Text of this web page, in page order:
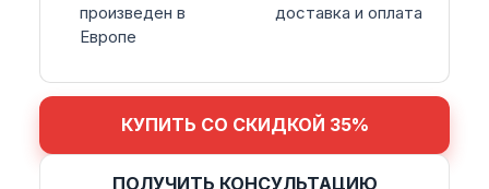
произведен в
Европе
доставка и оплата
КУПИТЬ СО СКИДКОЙ 35%
ПОЛУЧИТЬ КОНСУЛЬТАЦИЮ